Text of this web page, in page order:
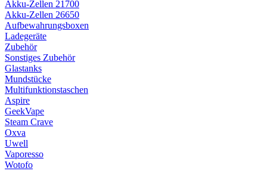
Akku-Zellen 21700
Akku-Zellen 26650
Aufbewahrungsboxen
Ladegeräte
Zubehör
Sonstiges Zubehör
Glastanks
Mundstücke
Multifunktionstaschen
Aspire
GeekVape
Steam Crave
Oxva
Uwell
Vaporesso
Wotofo